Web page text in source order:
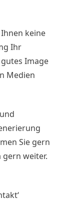
keine
Ihr
Image
Medien
Sie gern
weiter.